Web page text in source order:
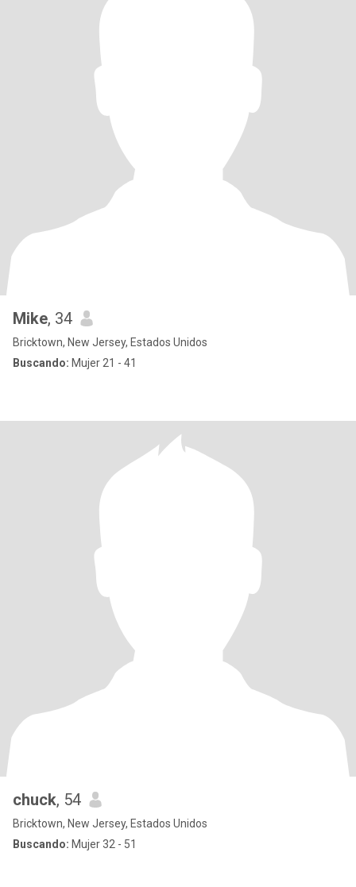
Mike, 34
Bricktown, New Jersey, Estados Unidos
Buscando: Mujer 21 - 41
chuck, 54
Bricktown, New Jersey, Estados Unidos
Buscando: Mujer 32 - 51